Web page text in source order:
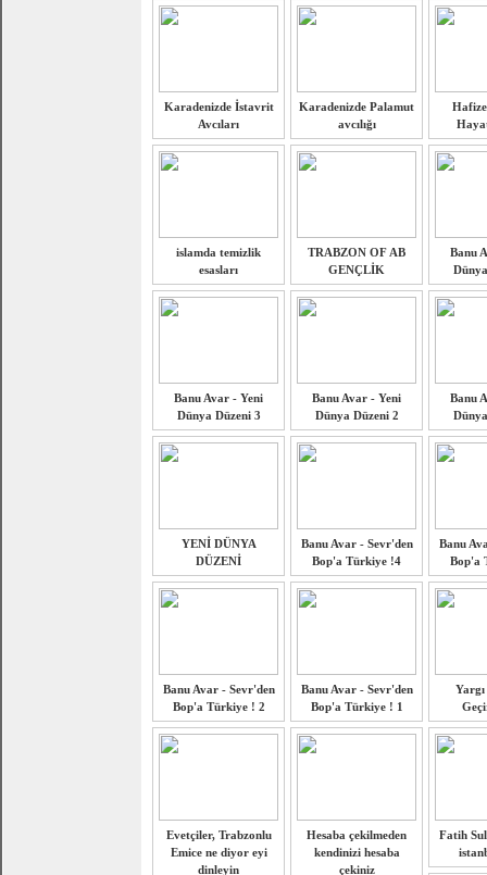
Karadenizde İstavrit
Avcıları
Karadenizde Palamut
avcılığı
Hafize
islamda temizlik
esasları
TRABZON OF AB
GENÇLİK
Banu
Banu Avar - Yeni
Dünya Düzeni 3
Banu Avar - Yeni
Dünya Düzeni 2
Banu
YENİ DÜNYA
DÜZENİ
Banu Avar - Sevr'den
Bop'a Türkiye !4
Banu
Bop'a
Banu Avar - Sevr'den
Bop'a Türkiye ! 2
Banu Avar - Sevr'den
Bop'a Türkiye ! 1
Yargı
Evetçiler, Trabzonlu
Emice ne diyor eyi
dinleyin
Hesaba çekilmeden
kendinizi hesaba
çekiniz
Fatih